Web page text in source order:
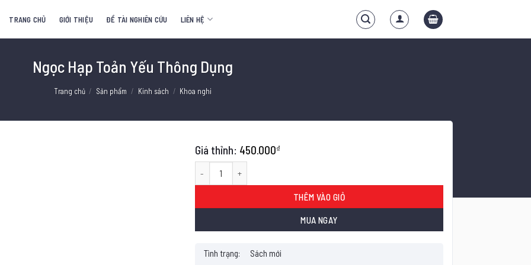
TRANG CHỦ GIỚI THIỆU ĐỀ TÀI NGHIÊN CỨU LIÊN HỆ
Ngọc Hạp Toản Yếu Thông Dụng
Trang chủ / Sản phẩm / Kinh sách / Khoa nghi
450.000₫
THÊM VÀO GIỎ
MUA NGAY
Tình trạng:
Sách mới